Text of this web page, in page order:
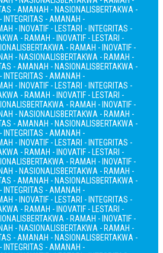
- AMANAH - NASIONALISBERTAKWA -
INTEGRITAS - AMANAH -
- INOVATIF - LESTARI - INTEGRITAS -
- RAMAH - INOVATIF - LESTARI -
BERTAKWA - RAMAH - INOVATIF -
- NASIONALISBERTAKWA - RAMAH -
- AMANAH - NASIONALISBERTAKWA -
INTEGRITAS - AMANAH -
- INOVATIF - LESTARI - INTEGRITAS -
- RAMAH - INOVATIF - LESTARI -
BERTAKWA - RAMAH - INOVATIF -
- NASIONALISBERTAKWA - RAMAH -
- AMANAH - NASIONALISBERTAKWA -
INTEGRITAS - AMANAH -
- INOVATIF - LESTARI - INTEGRITAS -
- RAMAH - INOVATIF - LESTARI -
BERTAKWA - RAMAH - INOVATIF -
- NASIONALISBERTAKWA - RAMAH -
- AMANAH - NASIONALISBERTAKWA -
INTEGRITAS - AMANAH -
- INOVATIF - LESTARI - INTEGRITAS -
- RAMAH - INOVATIF - LESTARI -
BERTAKWA - RAMAH - INOVATIF -
- NASIONALISBERTAKWA - RAMAH -
- AMANAH - NASIONALISBERTAKWA -
INTEGRITAS - AMANAH -